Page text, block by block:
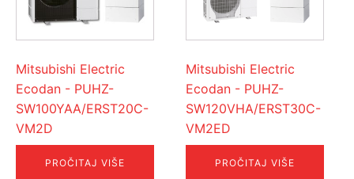
Mitsubishi Electric
Ecodan - PUHZ-
SW100YAA/ERST20C-
VM2D
PROČITAJ VIŠE
Mitsubishi Electric
Ecodan - PUHZ-
SW120VHA/ERST30C-
VM2ED
PROČITAJ VIŠE